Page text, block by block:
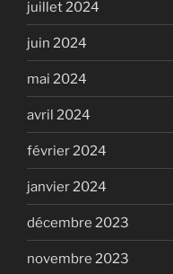
juillet 2024
juin 2024
mai 2024
avril 2024
février 2024
janvier 2024
décembre 2023
novembre 2023